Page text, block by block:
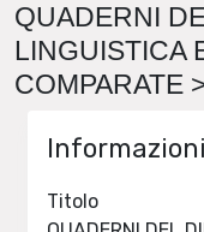
QUADERNI
LINGUISTICA
COMPARATE
Titolo